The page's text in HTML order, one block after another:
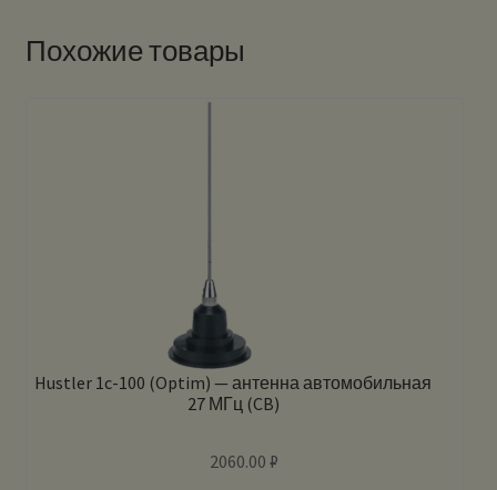
Похожие товары
Hustler 1c-100 (Optim) — антенна автомобильная
27 МГц (CB)
2060.00₽